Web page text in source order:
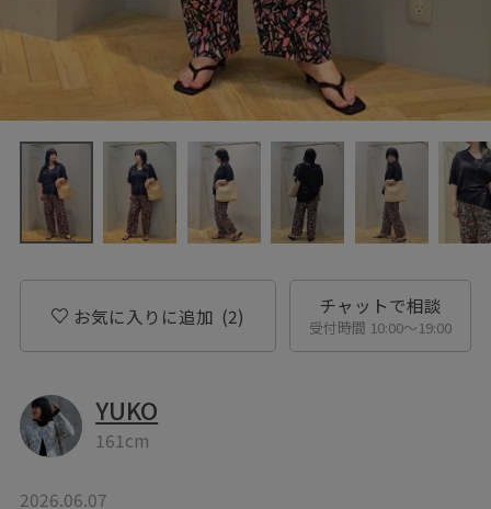
お気に入りに追加 (2) チャットで相談
受付時間 10:00〜19:00
YUKO
161cm
2026.06.07